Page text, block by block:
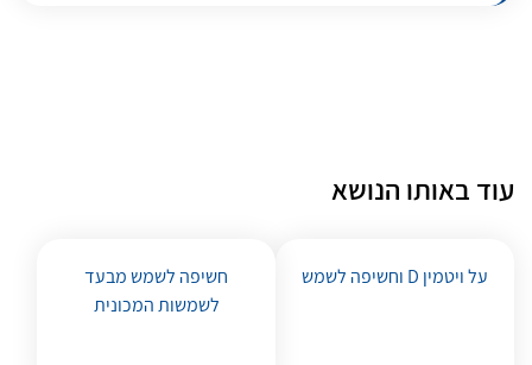
עוד באותו הנושא
על ויטמין D וחשיפה לשמש
חשיפה לשמש מבעד
לשמשות המכונית